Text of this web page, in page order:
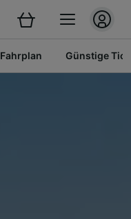
Fahrplan Günstige